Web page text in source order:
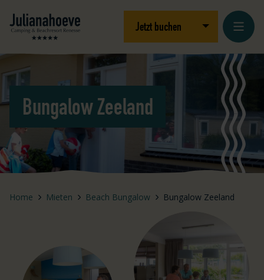
Logo Julianahoeve Jetzt buchen Dropdown
Bungalow Zeeland
Home Mieten Beach Bungalow Bungalow Zeeland